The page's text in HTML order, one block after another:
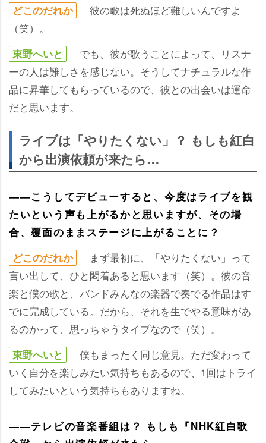
どこのだれか
彼の歌は死ぬほど難しいんですよ
（笑）。
東野へいと
でも、彼が歌うことによって、リスナ
ーの人は難しさを感じない。そうしてナチュラルな作
品に昇華してもらっているので、彼との出会いは運命
だと思います。
ライブは「やりたくない」？ もしも紅白
から出演依頼が来たら…
――こうしてデビューすると、今度はライブを観
たいという声も上がるかと思いますが、その場
合、覆面のままステージに上がることに？
どこのだれか
まず最初に、「やりたくない」って
言い出して、ひと悶着あると思います（笑）。彼の音
楽と僕の歌と、バンドみんなの楽器で奏でる作品はす
でに完成している。だから、それを生でやる意味があ
るのかって、思っちゃうタイプなので（笑）。
東野へいと
僕もまったく同じ意見。ただ変わって
いく自分を楽しみたい気持ちもあるので、1回はトライ
してみたいという気持ちもありますね。
――テレビの音楽番組は？ もしも『NHK紅白歌